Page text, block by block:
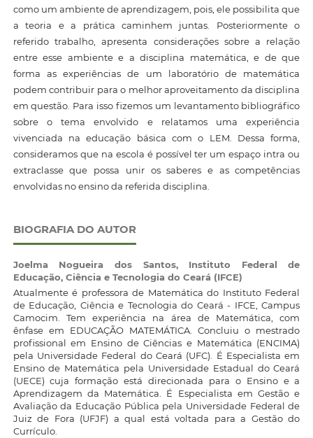
como um ambiente de aprendizagem, pois, ele possibilita que
a teoria e a prática caminhem juntas. Posteriormente o
referido trabalho, apresenta considerações sobre a relação
entre esse ambiente e a disciplina matemática, e de que
forma as experiências de um laboratório de matemática
podem contribuir para o melhor aproveitamento da disciplina
em questão. Para isso fizemos um levantamento bibliográfico
sobre o tema envolvido e relatamos uma experiência
vivenciada na educação básica com o LEM. Dessa forma,
consideramos que na escola é possível ter um espaço intra ou
extraclasse que possa unir os saberes e as competências
envolvidas no ensino da referida disciplina.
BIOGRAFIA DO AUTOR
Joelma Nogueira dos Santos, Instituto Federal de
Educação, Ciência e Tecnologia do Ceará (IFCE)
Atualmente é professora de Matemática do Instituto Federal
de Educação, Ciência e Tecnologia do Ceará - IFCE, Campus
Camocim. Tem experiência na área de Matemática, com
ênfase em EDUCAÇÃO MATEMÁTICA. Concluiu o mestrado
profissional em Ensino de Ciências e Matemática (ENCIMA)
pela Universidade Federal do Ceará (UFC). É Especialista em
Ensino de Matemática pela Universidade Estadual do Ceará
(UECE) cuja formação está direcionada para o Ensino e a
Aprendizagem da Matemática. É Especialista em Gestão e
Avaliação da Educação Pública pela Universidade Federal de
Juiz de Fora (UFJF) a qual está voltada para a Gestão do
Currículo.